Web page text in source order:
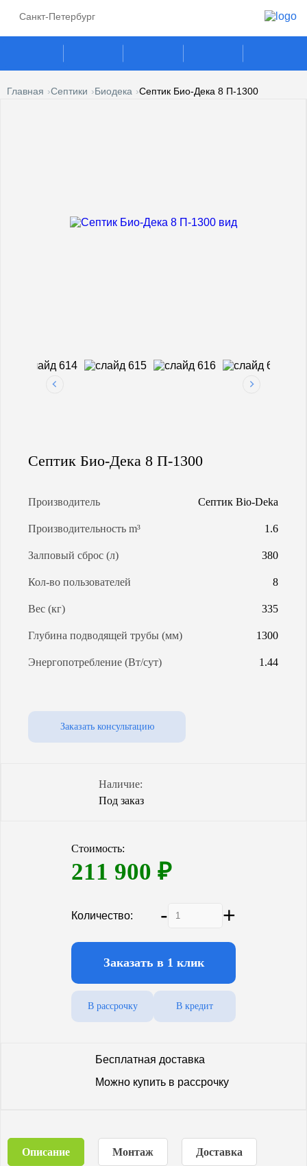
Санкт-Петербург
ПОГРЕБА
АРЕНДА ГАЗГОЛЬДЕРОВ
КАЛЬКУЛЯТОР ГАЗГОЛЬДЕРА
КАЛЬКУЛЯТОР СЕПТИКОВ
Главная Септики Биодека Септик Био-Дека 8 П-1300
Септик Био-Дека 8 П-1300
Производитель Септик Bio-Deka
Производительность m³ 1.6
Залповый сброс (л) 380
Кол-во пользователей 8
Вес (кг) 335
Глубина подводящей трубы (мм) 1300
Энергопотребление (Вт/сут) 1.44
Заказать консультацию
Наличие:
Под заказ
Стоимость:
211 900 ₽
Количество: - +
Заказать в 1 клик
В рассрочку В кредит
Бесплатная доставка
Можно купить в рассрочку
Описание Монтаж Доставка